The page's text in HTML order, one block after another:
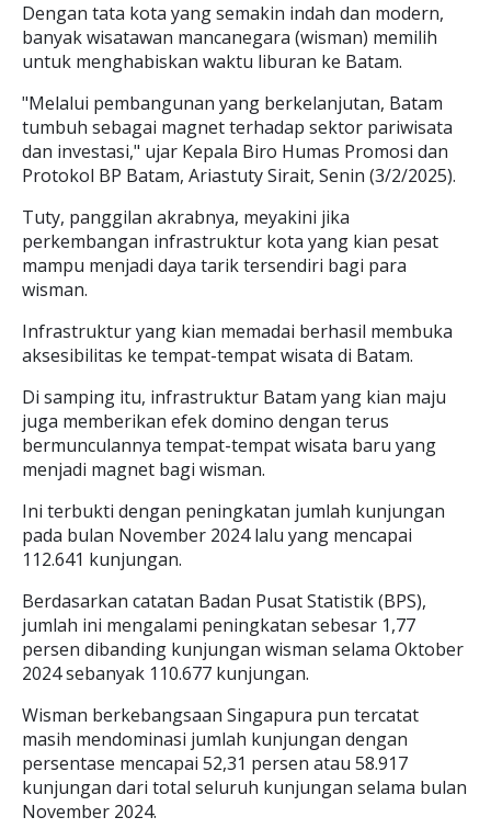
Dengan tata kota yang semakin indah dan modern,
banyak wisatawan mancanegara (wisman) memilih
untuk menghabiskan waktu liburan ke Batam.
"Melalui pembangunan yang berkelanjutan, Batam
tumbuh sebagai magnet terhadap sektor pariwisata
dan investasi," ujar Kepala Biro Humas Promosi dan
Protokol BP Batam, Ariastuty Sirait, Senin (3/2/2025).
Tuty, panggilan akrabnya, meyakini jika
perkembangan infrastruktur kota yang kian pesat
mampu menjadi daya tarik tersendiri bagi para
wisman.
Infrastruktur yang kian memadai berhasil membuka
aksesibilitas ke tempat-tempat wisata di Batam.
Di samping itu, infrastruktur Batam yang kian maju
juga memberikan efek domino dengan terus
bermunculannya tempat-tempat wisata baru yang
menjadi magnet bagi wisman.
Ini terbukti dengan peningkatan jumlah kunjungan
pada bulan November 2024 lalu yang mencapai
112.641 kunjungan.
Berdasarkan catatan Badan Pusat Statistik (BPS),
jumlah ini mengalami peningkatan sebesar 1,77
persen dibanding kunjungan wisman selama Oktober
2024 sebanyak 110.677 kunjungan.
Wisman berkebangsaan Singapura pun tercatat
masih mendominasi jumlah kunjungan dengan
persentase mencapai 52,31 persen atau 58.917
kunjungan dari total seluruh kunjungan selama bulan
November 2024.